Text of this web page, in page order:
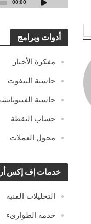
00:00
أدوات وبرامج
مفكرة الأخبار
حاسبة البيفوت
حاسبة
حساب النقطة
محول العملات
خدمات إف إكس
التحليلات الفنية
خدمة الطوارىء